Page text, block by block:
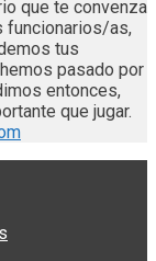
que te convenza
funcionarios/as,
tus
pasado por
entonces,
que jugar.